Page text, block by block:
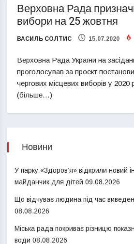
Верховна Рада
вибори на 25 жовтня
ВАСИЛЬ СОЛТИС 15.07.2020
Верховна Рада України на
проголосував за проект
чергових місцевих виборів у 2020
(більше…)
Новини
У парку «Здоров’я» відкрили новий
майданчик для дітей 09.08.2026
Що відчуває людина під час
08.08.2026
Міська рада покриває різницю
води 08.08.2026